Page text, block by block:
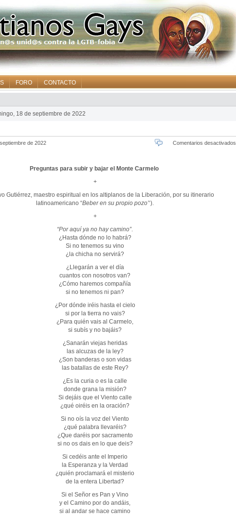
FORO CONTACTO
18 de septiembre de 2022
de 2022 Comentarios desactivados
Preguntas para subir y bajar el Monte Carmelo
+
Gutiérrez, maestro espiritual en los altiplanos de la Liberación, por su itinerario
latinoamericano “Beber en su propio pozo’‘).
+
“Por aquí ya no hay camino”.
¿Hasta dónde no lo habrá?
Si no tenemos su vino
¿la chicha no servirá?
¿Llegarán a ver el día
cuantos con nosotros van?
¿Cómo haremos compañía
si no tenemos ni pan?
¿Por dónde iréis hasta el cielo
si por la tierra no vais?
¿Para quién vais al Carmelo,
si subís y no bajáis?
¿Sanarán viejas heridas
las alcuzas de la ley?
¿Son banderas o son vidas
las batallas de este Rey?
¿Es la curia o es la calle
donde grana la misión?
Si dejáis que el Viento calle
¿qué oiréis en la oración?
Si no oís la voz del Viento
¿qué palabra llevaréis?
¿Que daréis por sacramento
si no os dais en lo que deis?
Si cedéis ante el Imperio
la Esperanza y la Verdad
¿quién proclamará el misterio
de la entera Libertad?
Si el Señor es Pan y Vino
y el Camino por do andáis,
si al andar se hace camino